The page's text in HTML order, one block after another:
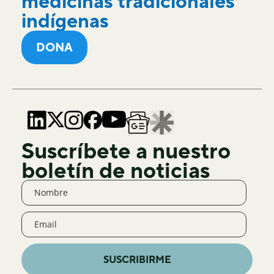
indígenas
DONA
Suscríbete a nuestro
boletín de noticias
SUSCRIBIRME